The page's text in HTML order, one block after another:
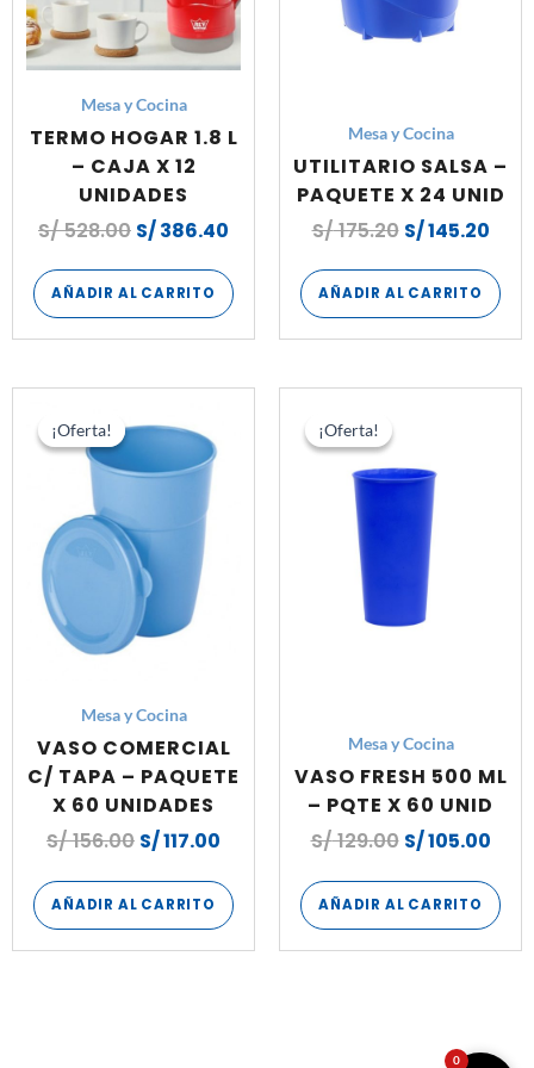
Mesa y Cocina
TERMO HOGAR 1.8 L
– CAJA X 12
UNIDADES
S/528.00 S/386.40
AÑADIR AL CARRITO
Mesa y Cocina
UTILITARIO SALSA –
PAQUETE X 24 UNID
S/175.20 S/145.20
AÑADIR AL CARRITO
¡Oferta!
¡Oferta!
Mesa y Cocina
VASO COMERCIAL
C/ TAPA – PAQUETE
X 60 UNIDADES
S/156.00
precio
original
era:
S/ 156.00.
S/117.00
AÑADIR AL CARRITO
¡Oferta!
¡Oferta!
Mesa y Cocina
VASO FRESH 500 ML
– PQTE X 60 UNID
S/129.00
era:
S/ 129.00.
S/105.00
AÑADIR AL CARRITO
0